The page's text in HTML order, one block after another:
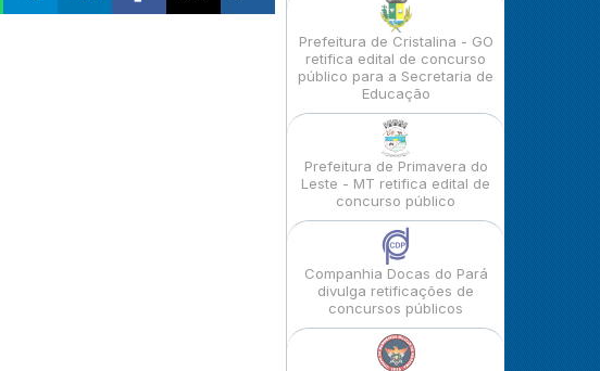
Prefeitura de Cristalina - GO
retifica edital de concurso
público para a Secretaria de
Educação
Prefeitura de Primavera do
Leste - MT retifica edital de
concurso público
Companhia Docas do Pará
divulga retificações de
concursos públicos